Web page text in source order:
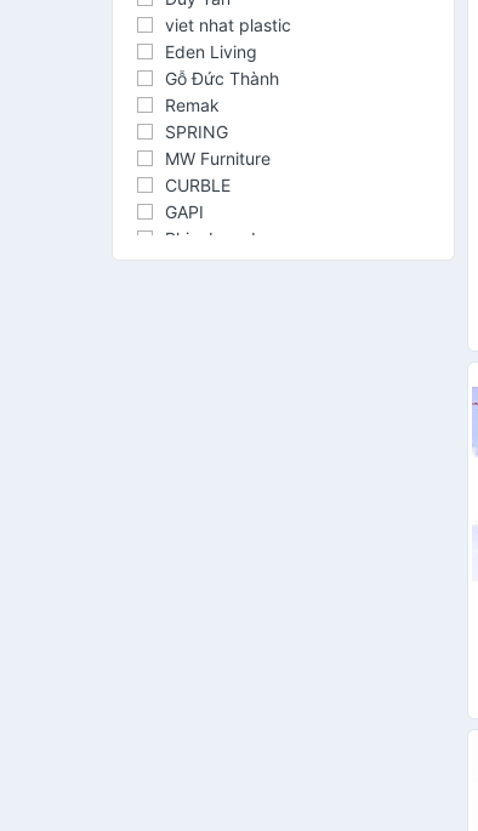
viet nhat plastic
Eden Living
Gỗ Đức Thành
Remak
SPRING
MW Furniture
CURBLE
GAPI
Rhinobrand
Adidas